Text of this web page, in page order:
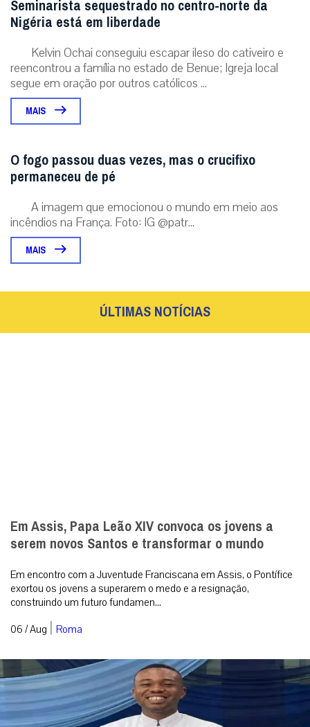
MAIS
ÚLTIMAS NOTÍCIAS
Em Assis, Papa Leão XIV convoca os jovens a
serem novos Santos e transformar o mundo
Em encontro com a Juventude Franciscana em Assis, o Pontífice
Seminarista sequestrado no centro-norte da
Nigéria está em liberdade
Kelvin Ochai conseguiu escapar ileso do cativeiro e reencontrou a
família no estado de Benue; Igreja local segue em oração por
outros católicos ...
06 / Aug|Mundo